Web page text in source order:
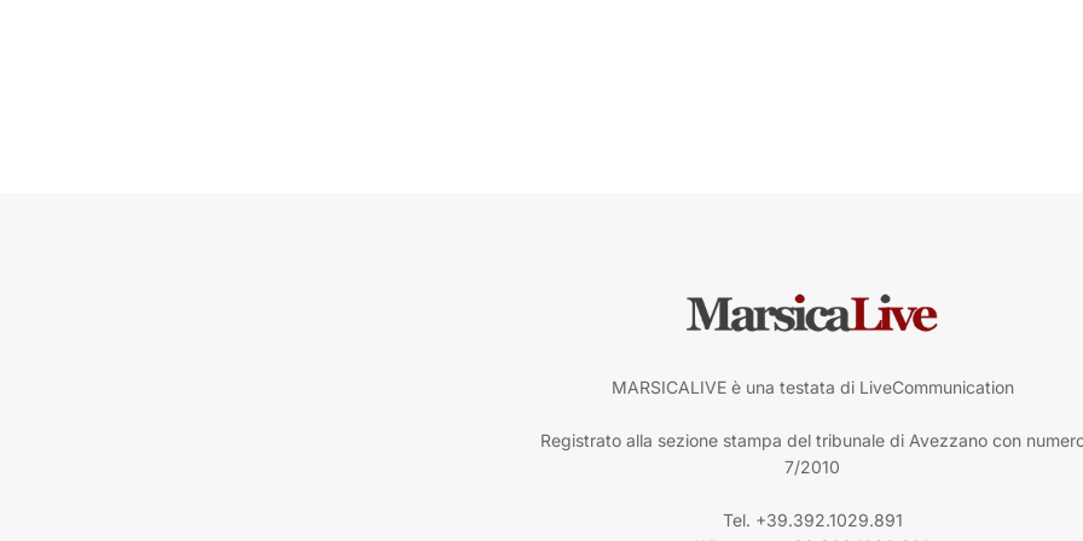
MARSICALIVE è una testata di LiveCommunication
Registrato alla sezione stampa del tribunale di Avezzano con
7/2010
Tel. +39.392.1029.891